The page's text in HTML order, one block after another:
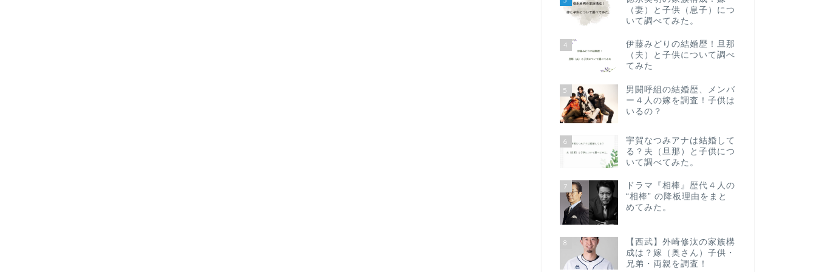
（妻）と子供（息子）につ
いて調べてみた。
4
伊藤みどりの結婚歴！旦那
（夫）と子供について調べ
てみた
5
男闘呼組の結婚歴、メンバ
ー４人の嫁を調査！子供は
いるの？
6
宇賀なつみアナは結婚して
る？夫（旦那）と子供につ
いて調べてみた。
7
ドラマ『相棒』歴代４人の
“相棒” の降板理由をまと
めてみた。
8
【西武】外崎修汰の家族構
成は？嫁（奥さん）子供・
兄弟・両親を調査！